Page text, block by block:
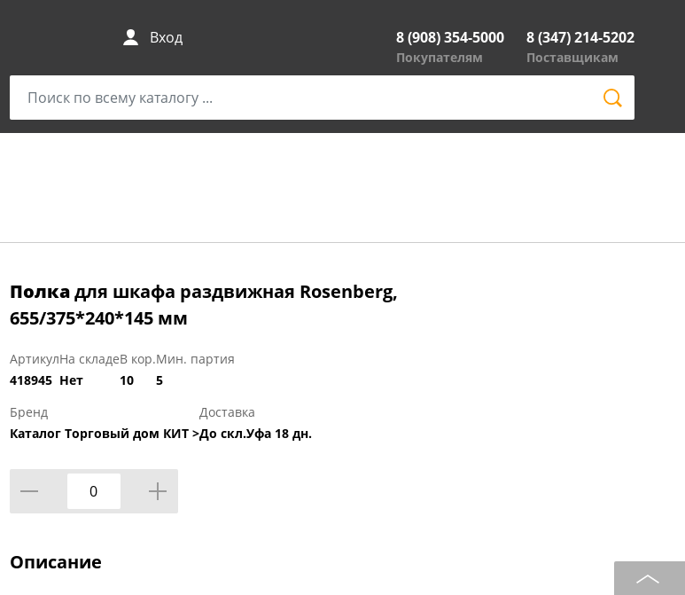
Вход 8 (908) 354-5000
Покупателям
8 (347) 214-5202
Поставщикам
Полкадля шкафа раздвижная Rosenberg,
655/375*240*145 мм
Артикул
418945
На складе
Нет
В кор.
10
Мин. партия
5
Бренд
Каталог Торговый дом КИТ >
Доставка
До скл.Уфа 18 дн.
Описание